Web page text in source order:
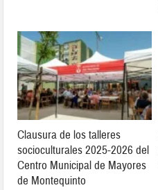
Clausura de los talleres
socioculturales 2025-2026 del
Centro Municipal de Mayores
de Montequinto